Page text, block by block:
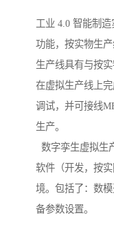
工业 4.0 智能制
功能，按实物生
生产线具有与按
在虚拟生产线上
调试，并可接线
生产。
数字孪生虚拟生
软件（开发，按
境。包括了：数
备参数设置。